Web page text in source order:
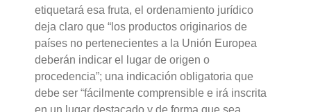
etiquetará esa fruta, el ordenamiento jurídico
deja claro que “los productos originarios de
países no pertenecientes a la Unión Europea
deberán indicar el lugar de origen o
procedencia”; una indicación obligatoria que
debe ser “fácilmente comprensible e irá inscrita
en un lugar destacado y de forma que sea